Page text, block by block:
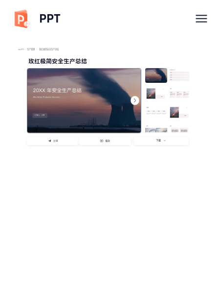
PPT
imyPPT / 生产管理 / 玫红极简安全生产总结
玫红极简安全生产总结
分享 播放 下载